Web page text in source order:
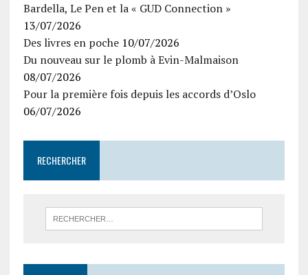
Bardella, Le Pen et la « GUD Connection »
13/07/2026
Des livres en poche 10/07/2026
Du nouveau sur le plomb à Evin-Malmaison
08/07/2026
Pour la première fois depuis les accords d’Oslo
06/07/2026
RECHERCHER